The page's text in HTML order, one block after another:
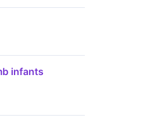
infants